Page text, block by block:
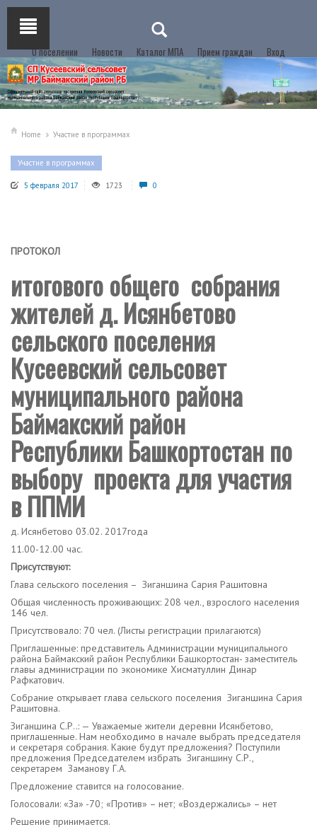
О поселении Новости Каталог МПА Прием граждан Вход
Home Участие в программах
Участие в программах
5 февраля 2017 1723 0
ПРОТОКОЛ
итогового общего собрания
жителей д. Исянбетово
сельского поселения
Кусеевский сельсовет
муниципального района
Баймакский район
Республики Башкортостан по
выбору проекта для участия
в ППМИ
д. Исянбетово 03.02. 2017года
11.00-12.00 час.
Присутствуют:
Глава сельского поселения – Зиганшина Сария Рашитовна
Общая численность проживающих: 208 чел., взрослого населения
146 чел.
Присутствовало: 70 чел. (Листы регистрации прилагаются)
Приглашенные: представитель Администрации муниципального
района Баймакский район Республики Башкортостан- заместитель
главы администрации по экономике Хисматуллин Динар
Рафкатович.
Собрание открывает глава сельского поселения Зиганшина Сария
Рашитовна.
Зиганшина С.Р..: — Уважаемые жители деревни Исянбетово,
приглашенные. Нам необходимо в начале выбрать председателя
и секретаря собрания. Какие будут предложения? Поступили
предложения Председателем избрать Зиганшину С.Р.,
секретарем Заманову Г.А.
Предложение ставится на голосование.
Голосовали: «За» -70; «Против» – нет; «Воздержались» – нет
Решение принимается.